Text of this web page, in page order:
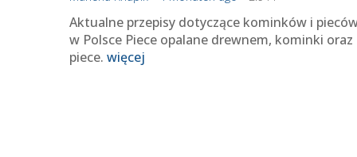
Aktualne przepisy dotyczące kominków i
w Polsce Piece opalane drewnem, kominki oraz
piece. więcej